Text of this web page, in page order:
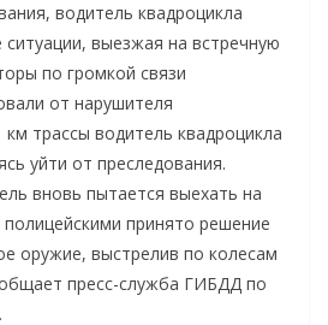
водитель квадроцикла
выезжая на встречную
по громкой связи
от нарушителя
трассы водитель квадроцикла
уйти от преследования.
вновь пытается выехать на
принято решение
оружие, выстрелив по колесам
пресс-служба ГИБДД по